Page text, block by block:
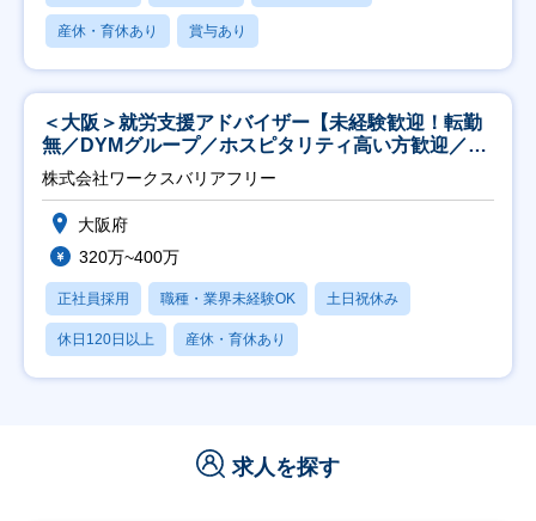
産休・育休あり 賞与あり
＜大阪＞就労支援アドバイザー【未経験歓迎！転勤
無／DYMグループ／ホスピタリティ高い方歓迎／土
日祝】
株式会社ワークスバリアフリー
大阪府
320万~400万
正社員採用 職種・業界未経験OK 土日祝休み
休日120日以上 産休・育休あり
求人を探す